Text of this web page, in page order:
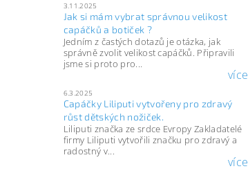
3.11.2025
Jak si mám vybrat správnou velikost
capáčků a botiček ?
Jedním z častých dotazů je otázka, jak
správně zvolit velikost capáčků. Připravili
jsme si proto pro...
více
6.3.2025
Capáčky Liliputi vytvořeny pro zdravý
růst dětských nožiček.
Liliputi značka ze srdce Evropy Zakladatelé
firmy Liliputi vytvořili značku pro zdravý a
radostný v...
více